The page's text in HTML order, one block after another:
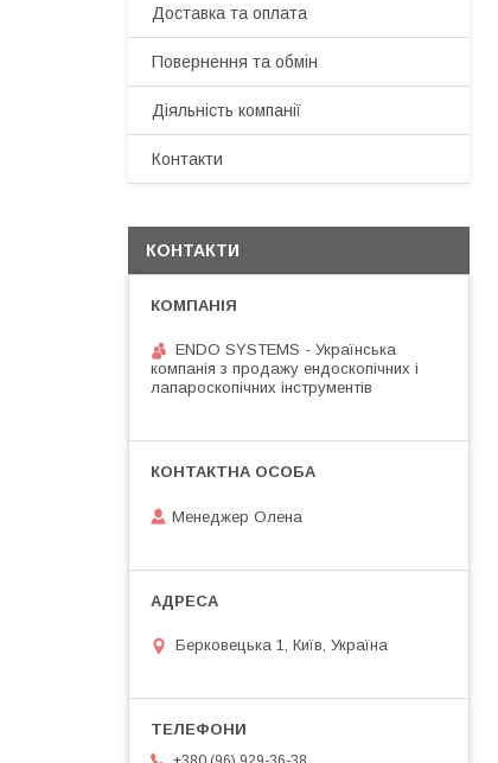
Доставка та оплата
Повернення та обмін
Діяльність компанії
Контакти
КОНТАКТИ
ENDO SYSTEMS - Українська
компанія з продажу ендоскопічних і
лапароскопічних інструментів
Менеджер Олена
Берковецька 1, Київ, Україна